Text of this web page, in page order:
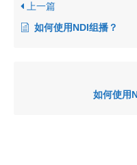
上一篇
如何使用NDI组播？
如何使用